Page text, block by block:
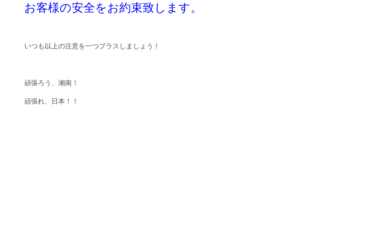
お客様の安全をお約束致します。
いつも以上の注意を一つプラスしましょう！
頑張ろう、湘南！
頑張れ、日本！！